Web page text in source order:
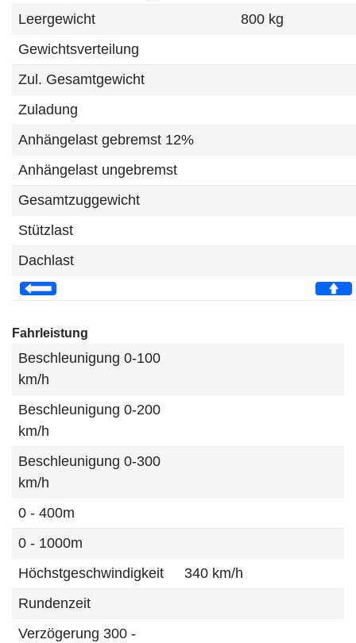
Leergewicht
800 kg
Gewichtsverteilung
Zul. Gesamtgewicht
Zuladung
Anhängelast gebremst 12%
Anhängelast ungebremst
Gesamtzuggewicht
Stützlast
Dachlast
Fahrleistung
Beschleunigung 0-100
km/h
Beschleunigung 0-200
km/h
Beschleunigung 0-300
km/h
0 - 400m
0 - 1000m
Höchstgeschwindigkeit
340 km/h
Rundenzeit
Verzögerung 300 -